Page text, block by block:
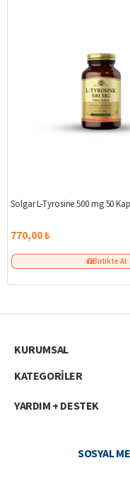
Solgar L-Tyrosine 500 mg 50
770,00 ₺
Birlikte Al
KURUMSAL
KATEGORİLER
YARDIM + DESTEK
SOSYAL